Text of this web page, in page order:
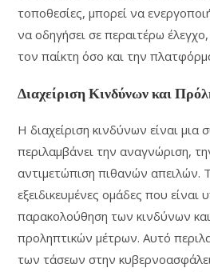
τοποθεσίες, μπορεί να
να οδηγήσει σε περαιτέρω
τον παίκτη όσο και την
Διαχείριση Κινδύνων και
Η διαχείριση κινδύνων είναι μια
περιλαμβάνει την αναγνώριση,
αντιμετώπιση πιθανών απειλών.
εξειδικευμένες ομάδες που είναι
παρακολούθηση των κινδύνων
προληπτικών μέτρων. Αυτό
των τάσεων στην